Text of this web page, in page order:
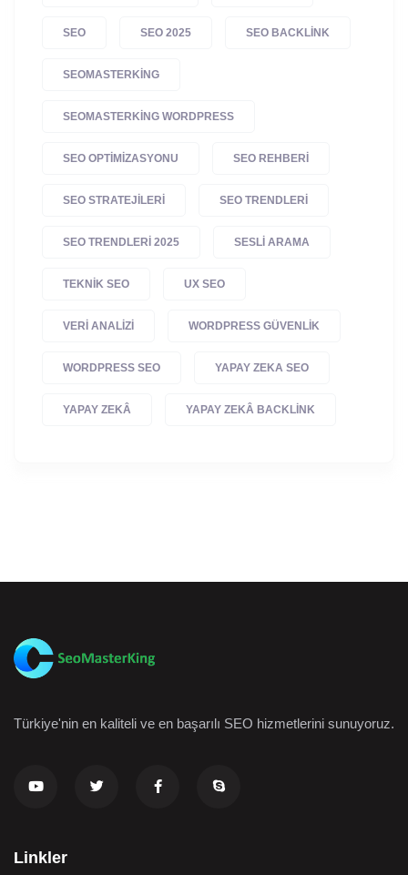
SEO SEO 2025 SEO BACKLINK
SEOMASTERKING
SEOMASTERKING WORDPRESS
SEO OPTIMIZASYONU SEO REHBERI
SEO STRATEJILERI SEO TRENDLERI
SEO TRENDLERI 2025 SESLI ARAMA
TEKNIK SEO UX SEO
VERI ANALIZI WORDPRESS GÜVENLIK
WORDPRESS SEO YAPAY ZEKA SEO
YAPAY ZEKÂ YAPAY ZEKÂ BACKLINK
Türkiye'nin en kaliteli ve en başarılı SEO hizmetlerini sunuyoruz.
Linkler